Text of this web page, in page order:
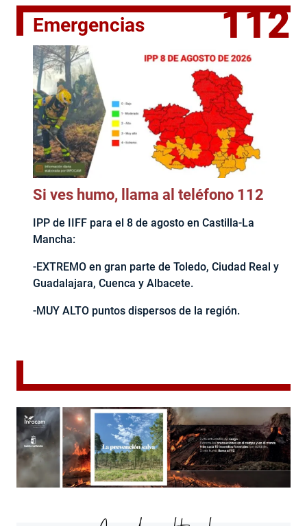
Emergencias 112
Si ves humo, llama al teléfono 112
IPP de IIFF para el 8 de agosto en Castilla-La
Mancha:
-EXTREMO en gran parte de Toledo, Ciudad Real y
Guadalajara, Cuenca y Albacete.
-MUY ALTO puntos dispersos de la región.